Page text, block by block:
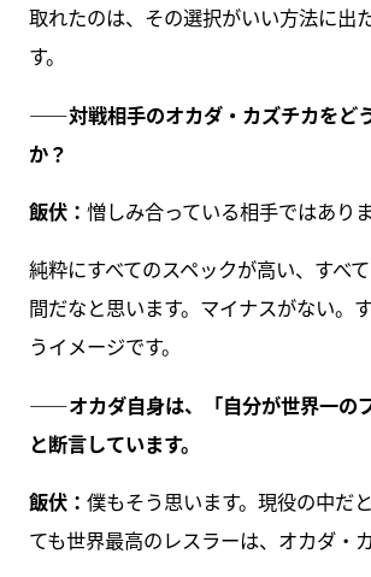
取れたのは、その選択がいい方法に出
す。
――対戦相手のオカダ・カズチカをど
か？
飯伏： 憎しみ合っている相手ではありま
純粋にすべてのスペックが高い、すべ
間だなと思います。マイナスがない。
うイメージです。
――オカダ自身は、「自分が世界一の
と断言しています。
飯伏： 僕もそう思います。現役の中だ
ても世界最高のレスラーは、オカダ・